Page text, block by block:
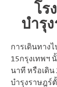
โร
บำรุ
การเดินทาง
15กรุงเทพฯ
นาที หรือเดิน
บำรุงราษฎร์